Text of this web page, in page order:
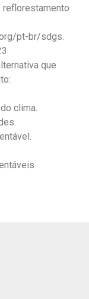
reflorestamento
pt-br/sdgs.
que
clima.